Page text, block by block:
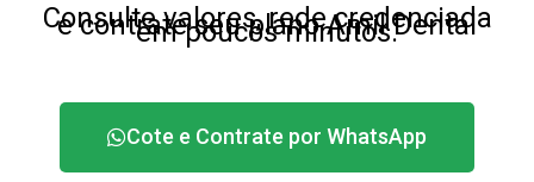
Consulte valores, rede credenciada
e contrate seu plano Amil Dental
em poucos minutos.
Cote e Contrate por WhatsApp